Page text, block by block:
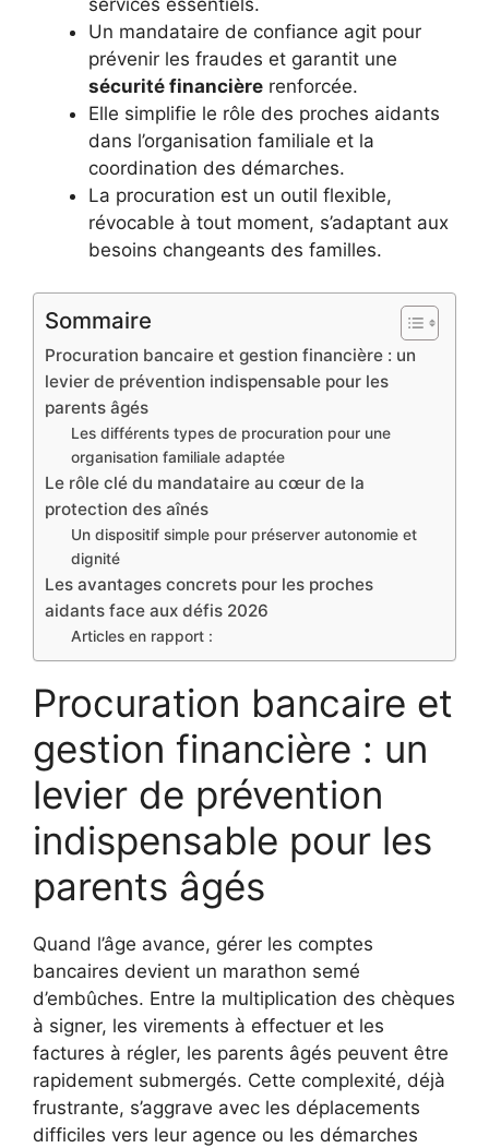
services essentiels.
Un mandataire de confiance agit pour
prévenir les fraudes et garantit une
sécurité financière renforcée.
Elle simplifie le rôle des proches aidants
dans l’organisation familiale et la
coordination des démarches.
La procuration est un outil flexible,
révocable à tout moment, s’adaptant aux
besoins changeants des familles.
Sommaire
Procuration bancaire et gestion financière : un
levier de prévention indispensable pour les
parents âgés
Les différents types de procuration pour une
organisation familiale adaptée
Le rôle clé du mandataire au cœur de la
protection des aînés
Un dispositif simple pour préserver autonomie et
dignité
Les avantages concrets pour les proches
aidants face aux défis 2026
Articles en rapport :
Procuration bancaire et
gestion financière : un
levier de prévention
indispensable pour les
parents âgés
Quand l’âge avance, gérer les comptes
bancaires devient un marathon semé
d’embûches. Entre la multiplication des chèques
à signer, les virements à effectuer et les
factures à régler, les parents âgés peuvent être
rapidement submergés. Cette complexité, déjà
frustrante, s’aggrave avec les déplacements
difficiles vers leur agence ou les démarches